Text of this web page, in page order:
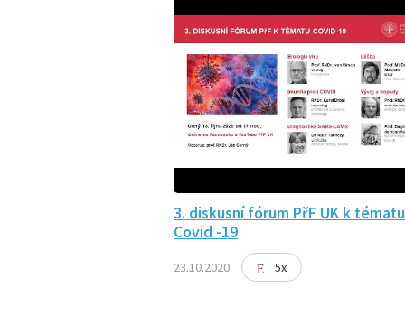
3. diskusní fórum PřF UK k tématu
Covid -19
23.10.2020 5x